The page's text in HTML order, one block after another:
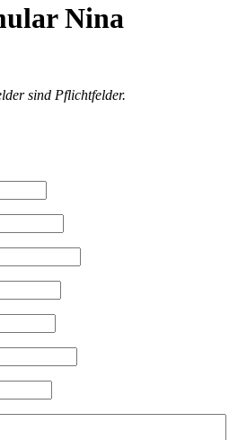
Nina
sind Pflichtfelder.